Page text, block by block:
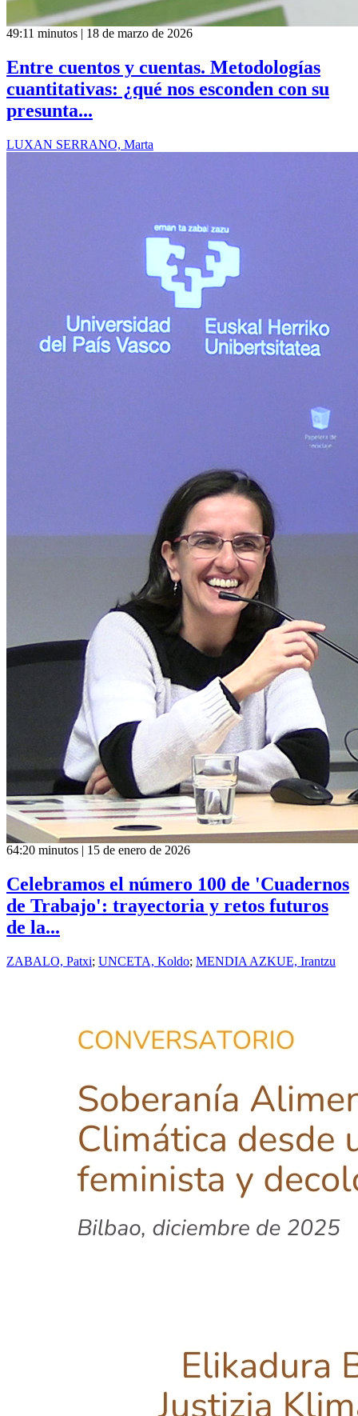
49:11 minutos | 18 de marzo de 2026
Entre cuentos y cuentas. Metodologías
cuantitativas: ¿qué nos esconden con su
presunta...
LUXAN SERRANO, Marta
64:20 minutos | 15 de enero de 2026
Celebramos el número 100 de 'Cuadernos
de Trabajo': trayectoria y retos futuros
de la...
ZABALO, Patxi; UNCETA, Koldo; MENDIA AZKUE, Irantzu